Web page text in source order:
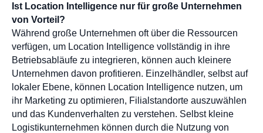
Ist Location Intelligence nur für große Unternehmen
von Vorteil?
Während große Unternehmen oft über die Ressourcen
verfügen, um Location Intelligence vollständig in ihre
Betriebsabläufe zu integrieren, können auch kleinere
Unternehmen davon profitieren. Einzelhändler, selbst auf
lokaler Ebene, können Location Intelligence nutzen, um
ihr Marketing zu optimieren, Filialstandorte auszuwählen
und das Kundenverhalten zu verstehen. Selbst kleine
Logistikunternehmen können durch die Nutzung von